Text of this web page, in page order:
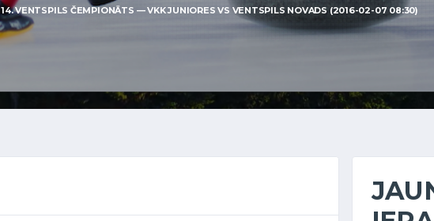
14. VENTSPILS ČEMPIONĀTS — VKK JUNIORES VS VENTSPILS NOVADS (2016-02-07 08:30)